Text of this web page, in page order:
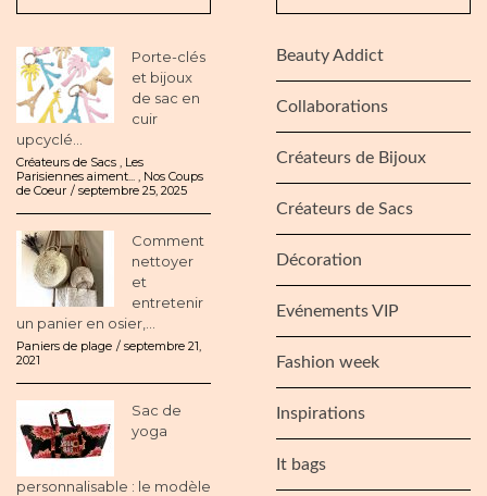
Porte-clés
et bijoux
de sac en
cuir
upcyclé...
Créateurs de Sacs
Les
Parisiennes aiment...
Nos Coups
de Coeur
septembre 25, 2025
Comment
nettoyer
et
entretenir
un panier en osier,...
Paniers de plage
septembre 21,
2021
Sac de
yoga
personnalisable : le modèle
Beauty Addict
Collaborations
Créateurs de Bijoux
Créateurs de Sacs
Décoration
Evénements VIP
Fashion week
Inspirations
It bags